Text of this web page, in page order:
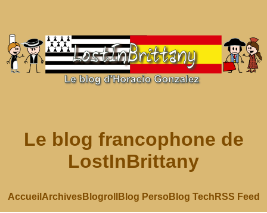
Le blog francophone de
LostInBrittany
Accueil ArchivesBlogroll Blog Perso Blog Tech RSS Feed